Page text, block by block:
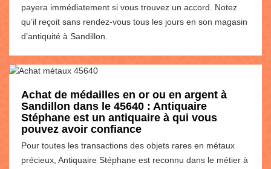
payera immédiatement si vous trouvez un accord. Notez
qu’il reçoit sans rendez-vous tous les jours en son magasin
d’antiquité à Sandillon.
Achat de médailles en or ou en argent à
Sandillon dans le 45640 : Antiquaire
Stéphane est un antiquaire à qui vous
pouvez avoir confiance
Pour toutes les transactions des objets rares en métaux
précieux, Antiquaire Stéphane est reconnu dans le métier à